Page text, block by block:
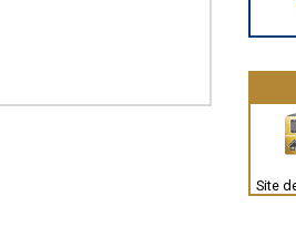
Guéret
Évreux
Nîmes
Auch
Site